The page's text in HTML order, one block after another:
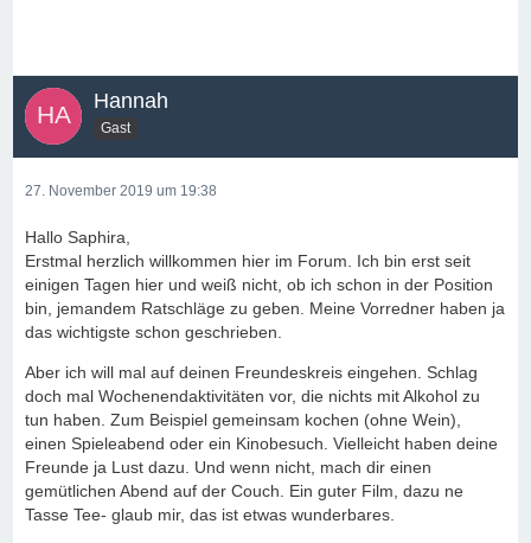
Hannah
Gast
27. November 2019 um 19:38
Hallo Saphira,
Erstmal herzlich willkommen hier im Forum. Ich bin erst seit
einigen Tagen hier und weiß nicht, ob ich schon in der Position
bin, jemandem Ratschläge zu geben. Meine Vorredner haben ja
das wichtigste schon geschrieben.
Aber ich will mal auf deinen Freundeskreis eingehen. Schlag
doch mal Wochenendaktivitäten vor, die nichts mit Alkohol zu
tun haben. Zum Beispiel gemeinsam kochen (ohne Wein),
einen Spieleabend oder ein Kinobesuch. Vielleicht haben deine
Freunde ja Lust dazu. Und wenn nicht, mach dir einen
gemütlichen Abend auf der Couch. Ein guter Film, dazu ne
Tasse Tee- glaub mir, das ist etwas wunderbares.